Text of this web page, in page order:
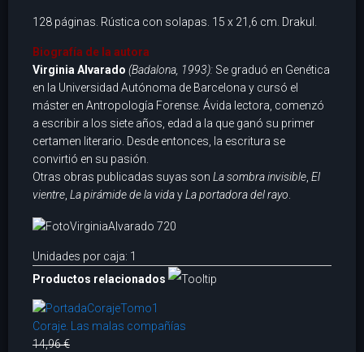
128 páginas. Rústica con solapas. 15 x 21,6 cm. Drakul.
Biografía de la autora
Virginia Alvarado (Badalona, 1993): Se graduó en Genética
en la Universidad Autónoma de Barcelona y cursó el
máster en Antropología Forense. Ávida lectora, comenzó
a escribir a los siete años, edad a la que ganó su primer
certamen literario. Desde entonces, la escritura se
convirtió en su pasión.
Otras obras publicadas suyas son La sombra invisible, El
vientre, La pirámide de la vidayLa portadora del rayo.
Unidades por caja: 1
Productos relacionados
Coraje. Las malas compañías
14,96 €